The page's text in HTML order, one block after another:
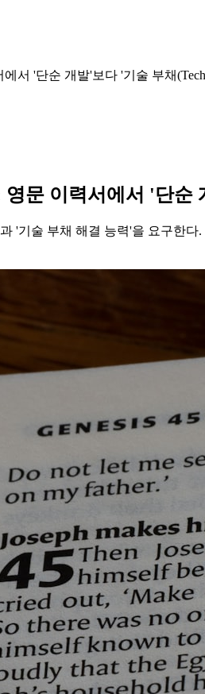
서 '단순 개발'보다 '기술 부채
문 이력서에서 '단
'기술 부채 해결 능력'을 요구한